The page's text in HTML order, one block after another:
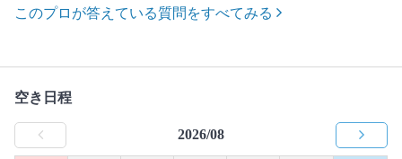
このプロが答えている質問をすべてみる
空き日程
2026/08